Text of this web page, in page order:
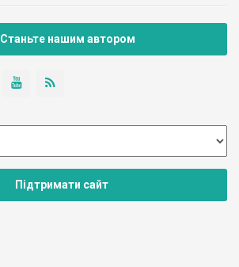
Станьте нашим автором
Підтримати сайт